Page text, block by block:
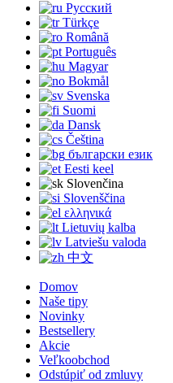
Русский
Türkçe
Română
Português
Magyar
Bokmål
Svenska
Suomi
Dansk
Čeština
български език
Eesti keel
Slovenčina
Slovenščina
ελληνικά
Lietuvių kalba
Latviešu valoda
中文
Domov
Naše tipy
Novinky
Bestsellery
Akcie
Veľkoobchod
Odstúpiť od zmluvy